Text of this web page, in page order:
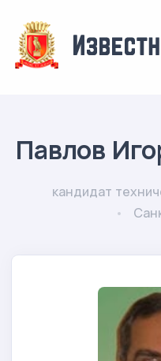
Павлов
кандидат